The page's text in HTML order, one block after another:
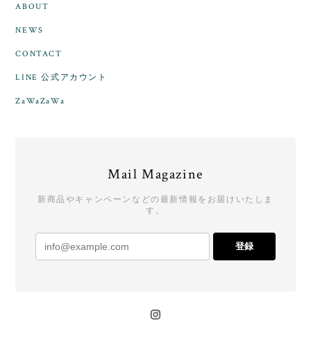
ABOUT
NEWS
CONTACT
LINE 公式アカウント
ZaWaZaWa
Mail Magazine
新商品やキャンペーンなどの最新情報をお届けいたしま
す。
登録